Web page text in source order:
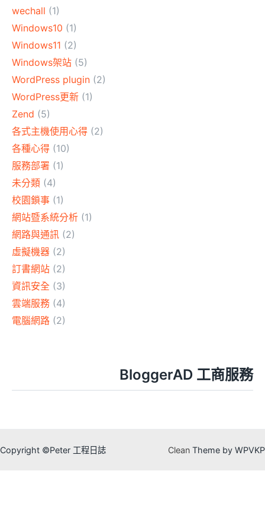
wechall (1)
Windows10 (1)
Windows11 (2)
Windows架站 (5)
WordPress plugin (2)
WordPress更新 (1)
Zend (5)
各式主機使用心得 (2)
各種心得 (10)
服務部署 (1)
未分類 (4)
校園鎖事 (1)
網站暨系統分析 (1)
網路與通訊 (2)
虛擬機器 (2)
訂書網站 (2)
資訊安全 (3)
雲端服務 (4)
電腦網路 (2)
BloggerAD 工商服務
Copyright ©Peter 工程日誌 Clean Theme by WPVKP